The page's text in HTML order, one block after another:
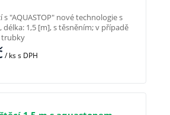
/ kss DPH
"AQUASTOP" nové technologie s
1,5 [m], s těsněním; v případě
trubky